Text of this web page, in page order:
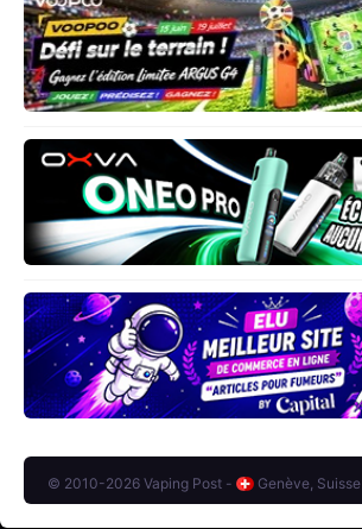
© 2010-2026 Vaping Post - Genève, Suisse